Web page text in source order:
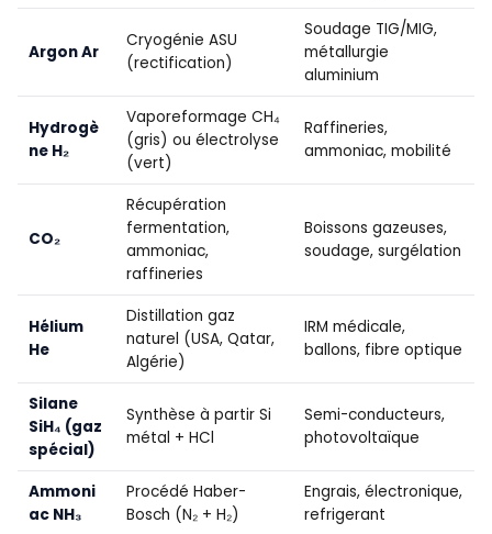
Argon Ar
Cryogénie ASU
(rectification)
Soudage TIG/MIG,
métallurgie
aluminium
Hydrogè
ne H₂
Vaporeformage CH₄
(gris) ou électrolyse
(vert)
Raffineries,
ammoniac, mobilité
CO₂
Récupération
fermentation,
ammoniac,
raffineries
Boissons gazeuses,
soudage, surgélation
Hélium
He
Distillation gaz
naturel (USA, Qatar,
Algérie)
IRM médicale,
ballons, fibre optique
Silane
SiH₄ (gaz
spécial)
Synthèse à partir Si
métal + HCl
Semi-conducteurs,
photovoltaïque
Ammoni
ac NH₃
Procédé Haber-
Bosch (N₂ + H₂)
Engrais, électronique,
refrigerant